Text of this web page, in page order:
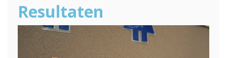
Resultaten